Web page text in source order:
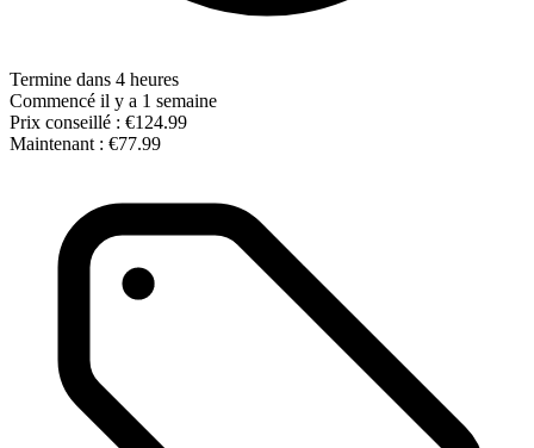
Termine dans 4 heures
Commencé il y a 1 semaine
Prix conseillé : €124.99
Maintenant : €77.99